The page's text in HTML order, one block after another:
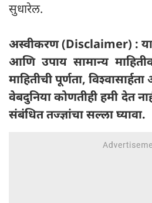
सुधारेल.
अस्वीकरण (Disclaimer) : या
आणि उपाय सामान्य
माहितीची पूर्णता,
वेबदुनिया कोणतीही हमी देत
संबंधित तज्ज्ञांचा सल्ला घ्यावा.